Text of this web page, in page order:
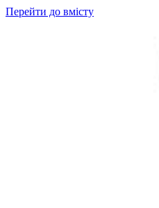
Перейти до вмісту